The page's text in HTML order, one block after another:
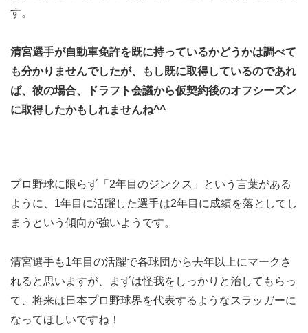
す。
清宮選手が自動車免許を既に持っているかどうかは調べて
も分かりませんでしたが、もし既に取得しているのであれ
ば、彼の場合、ドラフト会議から仮契約後のオフシーズン
に取得したかもしれませんね^^
プロ野球に限らず「2年目のジンクス」という言葉がある
ように、1年目に活躍した選手は2年目に成績を落としてし
まうという傾向が強いようです。
清宮選手も1年目の活躍で各球団から去年以上にマークさ
れると思いますが、まずは怪我をしっかりと治してもらっ
て、将来は日本プロ野球界を代表するようなスラッガーに
なってほしいですね！